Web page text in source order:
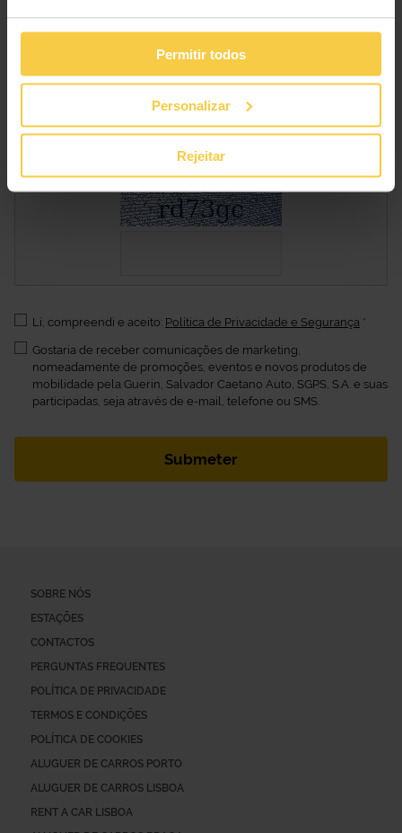
Permitir todos
Personalizar
Rejeitar
Por favor, copie os caracteres da imagem para o campo em
baixo.
Li, compreendi e aceito: Política de Privacidade e Segurança *
Gostaria de receber comunicações de marketing,
nomeadamente de promoções, eventos e novos produtos de
mobilidade pela Guerin, Salvador Caetano Auto, SGPS, S.A. e suas
participadas, seja através de e-mail, telefone ou SMS.
SOBRE NÓS
ESTAÇÕES
CONTACTOS
PERGUNTAS FREQUENTES
POLÍTICA DE PRIVACIDADE
TERMOS E CONDIÇÕES
POLÍTICA DE COOKIES
ALUGUER DE CARROS PORTO
ALUGUER DE CARROS LISBOA
RENT A CAR LISBOA